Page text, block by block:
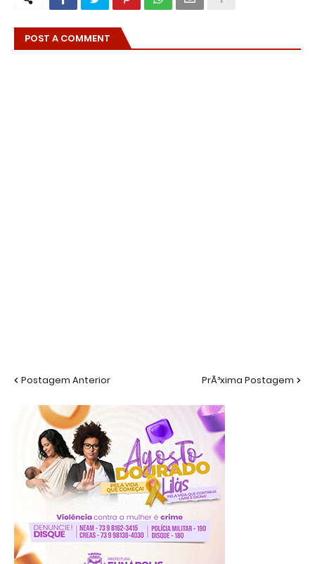
POST A COMMENT
Postagem Anterior PrÃ³xima Postagem